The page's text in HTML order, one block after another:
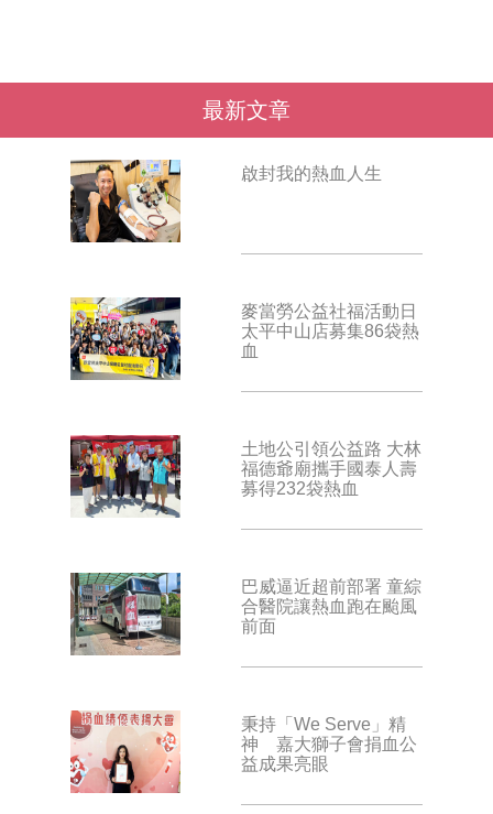
最新文章
啟封我的熱血人生
麥當勞公益社福活動日
太平中山店募集86袋熱
血
土地公引領公益路 大林
福德爺廟攜手國泰人壽
募得232袋熱血
巴威逼近超前部署 童綜
合醫院讓熱血跑在颱風
前面
秉持「We Serve」精
神 嘉大獅子會捐血公
益成果亮眼